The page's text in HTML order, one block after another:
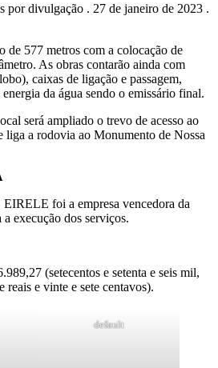
por divulgação . 27 de janeiro de 2023 .
de 577 metros com a colocação de
As obras contarão ainda com
caixas de ligação e passagem,
da água sendo o emissário final.
será ampliado o trevo de acesso ao
liga a rodovia ao Monumento de Nossa
foi a empresa vencedora da
execução dos serviços.
(setecentos e setenta e seis mil,
reais e vinte e sete centavos).
default